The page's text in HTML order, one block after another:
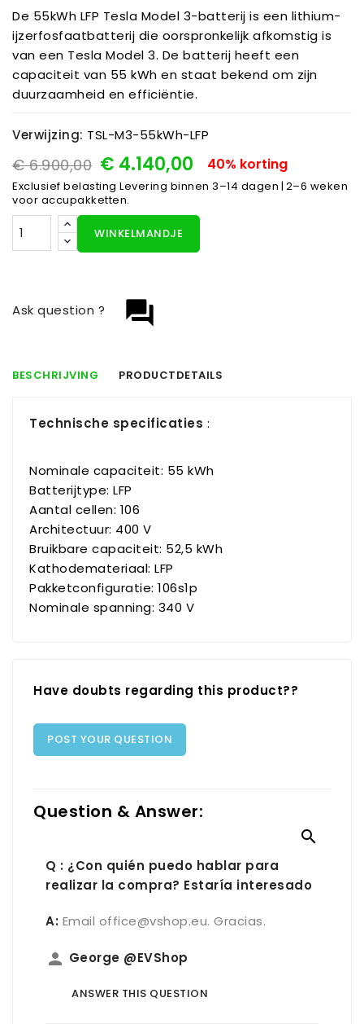
De 55kWh LFP Tesla Model 3-batterij is een lithium-
ijzerfosfaatbatterij die oorspronkelijk afkomstig is
van een Tesla Model 3. De batterij heeft een
capaciteit van 55 kWh en staat bekend om zijn
duurzaamheid en efficiëntie.
Verwijzing: TSL-M3-55kWh-LFP
€ 6.900,00 € 4.140,00 40% korting
Exclusief belasting Levering binnen 3–14 dagen | 2–6 weken
voor accupakketten.
WINKELMANDJE
question_answer
Ask question ?
BESCHRIJVING PRODUCTDETAILS
Technische specificaties :
Nominale capaciteit: 55 kWh
Batterijtype: LFP
Aantal cellen: 106
Architectuur: 400 V
Bruikbare capaciteit: 52,5 kWh
Kathodemateriaal: LFP
Pakketconfiguratie: 106s1p
Nominale spanning: 340 V
Have doubts regarding this product??
POST YOUR QUESTION
Question & Answer:

Q : ¿Con quién puedo hablar para
realizar la compra? Estaría interesado
A: Email office@vshop.eu. Gracias.
person George @EVShop
ANSWER THIS QUESTION